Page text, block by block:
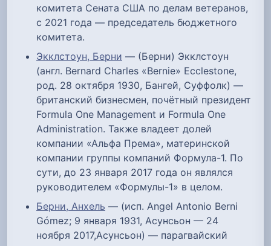
комитета Сената США по делам ветеранов,
с 2021 года — председатель бюджетного
комитета.
Экклстоун, Берни — (Берни) Экклстоун
(англ. Bernard Charles «Bernie» Ecclestone,
род. 28 октября 1930, Бангей, Суффолк) —
британский бизнесмен, почётный президент
Formula One Management и Formula One
Administration. Также владеет долей
компании «Альфа Према», материнской
компании группы компаний Формула-1. По
сути, до 23 января 2017 года он являлся
руководителем «Формулы-1» в целом.
Берни, Анхель — (исп. Angel Antonio Berni
Gómez; 9 января 1931, Асунсьон — 24
ноября 2017,Асунсьон) — парагвайский